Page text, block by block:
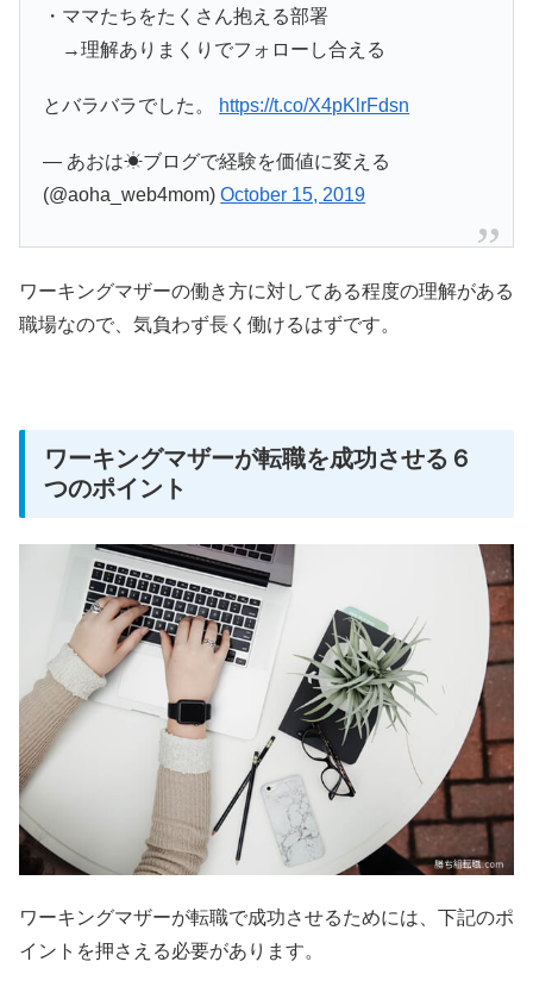
・ママたちをたくさん抱える部署
→理解ありまくりでフォローし合える
とバラバラでした。 https://t.co/X4pKlrFdsn
— あおは☀ブログで経験を価値に変える
(@aoha_web4mom)October 15, 2019
ワーキングマザーの働き方に対してある程度の理解がある
職場なので、気負わず長く働けるはずです。
ワーキングマザーが転職を成功させる６
つのポイント
ワーキングマザーが転職で成功させるためには、下記のポ
イントを押さえる必要があります。